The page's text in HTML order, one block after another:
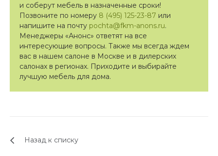
и соберут мебель в назначенные сроки!
Позвоните по номеру 8 (495) 125-23-87 или
напишите на почту pochta@fkm-anons.ru.
Менеджеры «Анонс» ответят на все
интересующие вопросы. Также мы всегда ждем
вас в нашем салоне в Москве и в дилерских
салонах в регионах. Приходите и выбирайте
лучшую мебель для дома.
Назад к списку